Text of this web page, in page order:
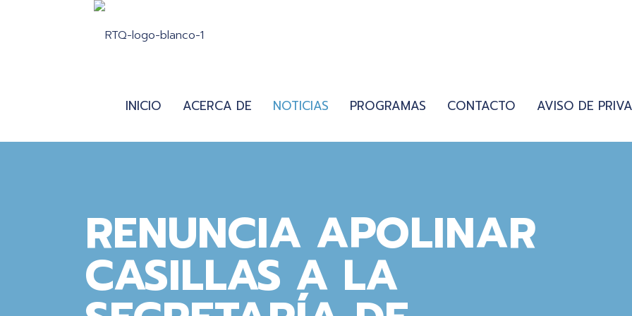
INICIO ACERCA DE NOTICIAS PROGRAMAS CONTACTO AVISO DE
RENUNCIA APOLINAR
CASILLAS A LA